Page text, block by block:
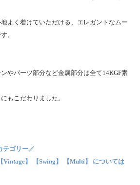
よく着けていただける、エレガントなムー
。
やパーツ部分など金属部分は全て14KGF素
もこだわりました。
テゴリー／
Vintage】 【Swing】 【Multi】 については